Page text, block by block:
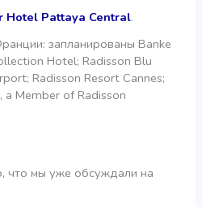
Hotel Pattaya Central.
запланированы Banke
Hotel; Radisson Blu
Radisson Resort Cannes;
Member of Radisson
что мы уже обсуждали на